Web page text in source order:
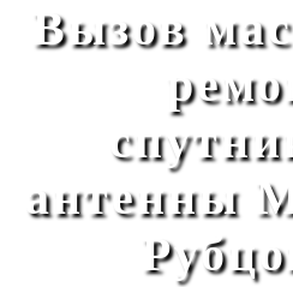
Вызов
антенны